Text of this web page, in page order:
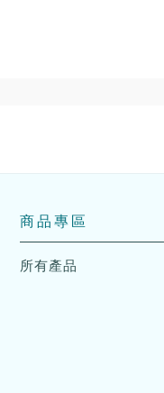
購物車
商品專區
所有產品